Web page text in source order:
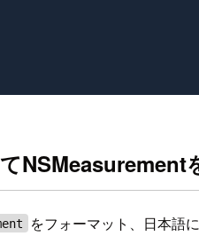
をフォーマット、日本語